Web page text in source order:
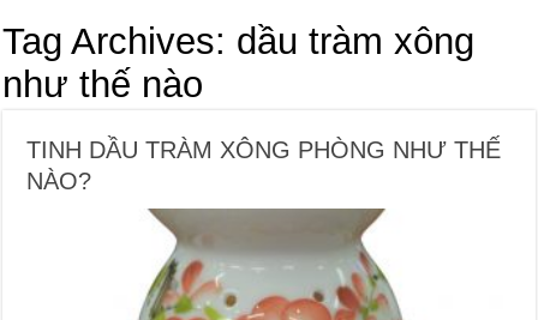
Tag Archives: dầu tràm xông
như thế nào
TINH DẦU TRÀM XÔNG PHÒNG NHƯ THẾ
NÀO?